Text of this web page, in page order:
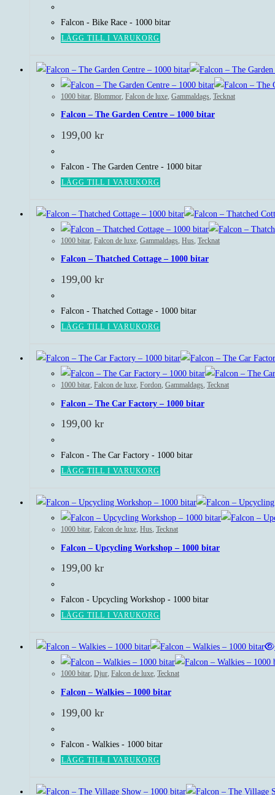
Falcon - Bike Race - 1000 bitar
LÄGG TILL I VARUKORG
1000 bitar Blommor Falcon de luxe Gammaldags Tecknat
Falcon – The Garden Centre – 1000 bitar
199,00 kr
Falcon - The Garden Centre - 1000 bitar
LÄGG TILL I VARUKORG
1000 bitar Falcon de luxe Gammaldags Hus Tecknat
Falcon – Thatched Cottage – 1000 bitar
199,00 kr
Falcon - Thatched Cottage - 1000 bitar
LÄGG TILL I VARUKORG
1000 bitar, Falcon de luxe, Fordon, Gammaldags, Tecknat
Falcon – The Car Factory – 1000 bitar
199,00 kr
Falcon - The Car Factory - 1000 bitar
LÄGG TILL I VARUKORG
1000 bitar, Falcon de luxe, Hus, Tecknat
Falcon – Upcycling Workshop – 1000 bitar
199,00 kr
Falcon - Upcycling Workshop - 1000 bitar
LÄGG TILL I VARUKORG
1000 bitar, Djur, Falcon de luxe, Tecknat
Falcon – Walkies – 1000 bitar
199,00 kr
Falcon - Walkies - 1000 bitar
LÄGG TILL I VARUKORG